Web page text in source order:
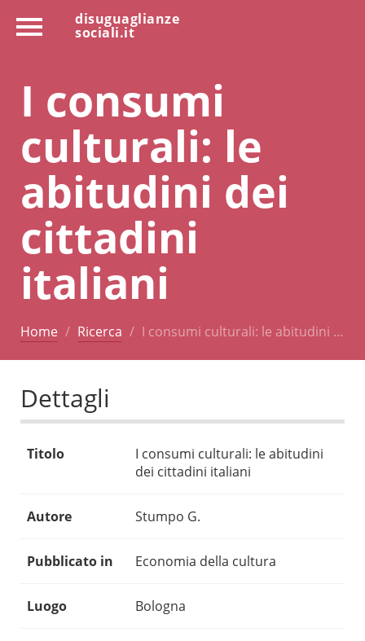
disuguaglianze
sociali.it
I consumi
culturali: le
abitudini dei
cittadini
italiani
Home Ricerca I consumi culturali: le abitudini …
Dettagli
Titolo
I consumi culturali: le abitudini
dei cittadini italiani
Autore Stumpo G.
Pubblicato in Economia della cultura
Luogo Bologna